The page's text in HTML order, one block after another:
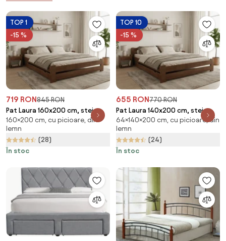
TOP 1
-15 %
719 RON845 RON
Pat Laura 160x200 cm, stejar
Saltele: Fara saltea, Somiera
pat: Cu lamele drepte
160×200 cm, cu picioare, din
lemn
(28)
În stoc
TOP 10
-15 %
655 RON770 RON
Pat Laura 140x200 cm, stejar
Saltele: Fara saltea, Somiera
pat: Cu lamele drepte
64×140×200 cm, cu picioare, din
lemn
(24)
În stoc